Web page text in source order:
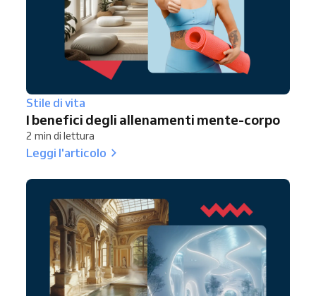
Stile di vita
I benefici degli allenamenti mente-corpo
2 min di lettura
Leggi l'articolo